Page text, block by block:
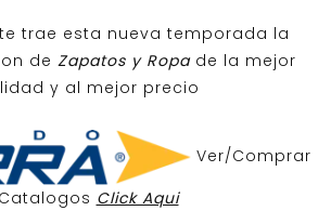
te trae esta nueva temporada la
de Zapatos y Ropa de la mejor
y al mejor precio
Ver/Comprar
Catalogos Click Aqui